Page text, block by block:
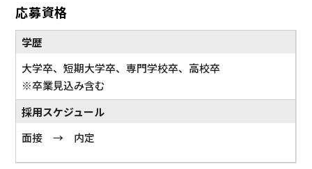
応募資格
学歴
大学卒、短期大学卒、専門学校卒、高校卒
※卒業見込み含む
採用スケジュール
面接 → 内定